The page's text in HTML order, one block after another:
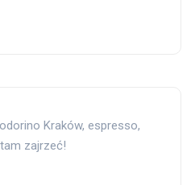
Kraków, espresso,
zajrzeć!